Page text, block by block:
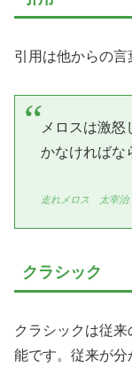
引用は他からの言
メロスは激
かなければな
走れメロス 太宰治
クラシック
クラシックは従
能です。従来が